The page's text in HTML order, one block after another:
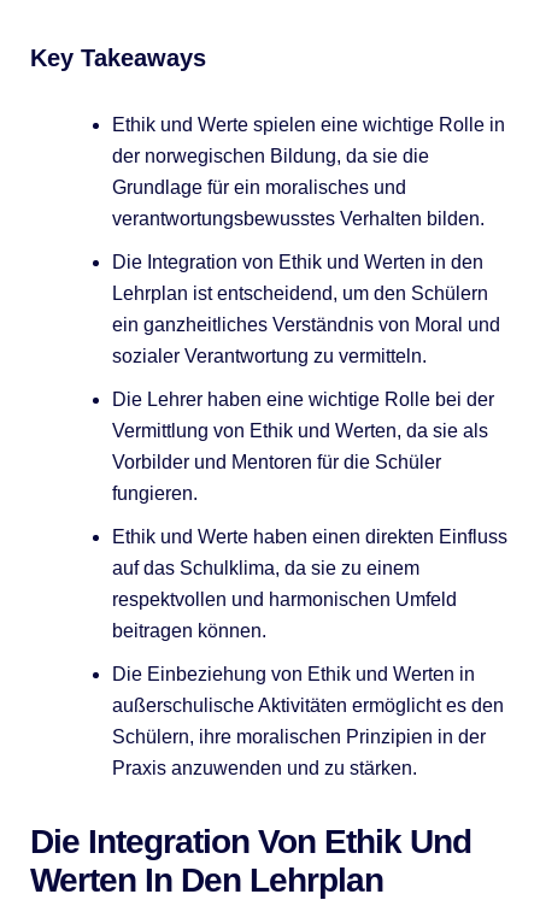
Key Takeaways
Ethik und Werte spielen eine wichtige Rolle in
der norwegischen Bildung, da sie die
Grundlage für ein moralisches und
verantwortungsbewusstes Verhalten bilden.
Die Integration von Ethik und Werten in den
Lehrplan ist entscheidend, um den Schülern
ein ganzheitliches Verständnis von Moral und
sozialer Verantwortung zu vermitteln.
Die Lehrer haben eine wichtige Rolle bei der
Vermittlung von Ethik und Werten, da sie als
Vorbilder und Mentoren für die Schüler
fungieren.
Ethik und Werte haben einen direkten Einfluss
auf das Schulklima, da sie zu einem
respektvollen und harmonischen Umfeld
beitragen können.
Die Einbeziehung von Ethik und Werten in
außerschulische Aktivitäten ermöglicht es den
Schülern, ihre moralischen Prinzipien in der
Praxis anzuwenden und zu stärken.
Die Integration Von Ethik Und
Werten In Den Lehrplan